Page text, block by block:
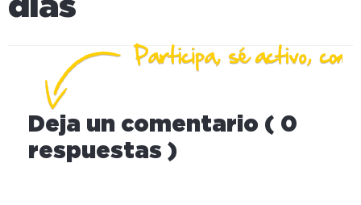
Deja un comentario ( 0
respuestas )